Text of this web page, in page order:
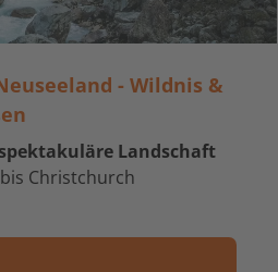
- Wildnis &
Landschaft
Christchurch